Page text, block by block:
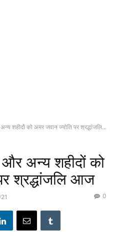
शहीदों को अमर जवान ज्योति पर श्रद्धांजलि...
अन्य शहीदों को
श्रद्धांजलि आज
0